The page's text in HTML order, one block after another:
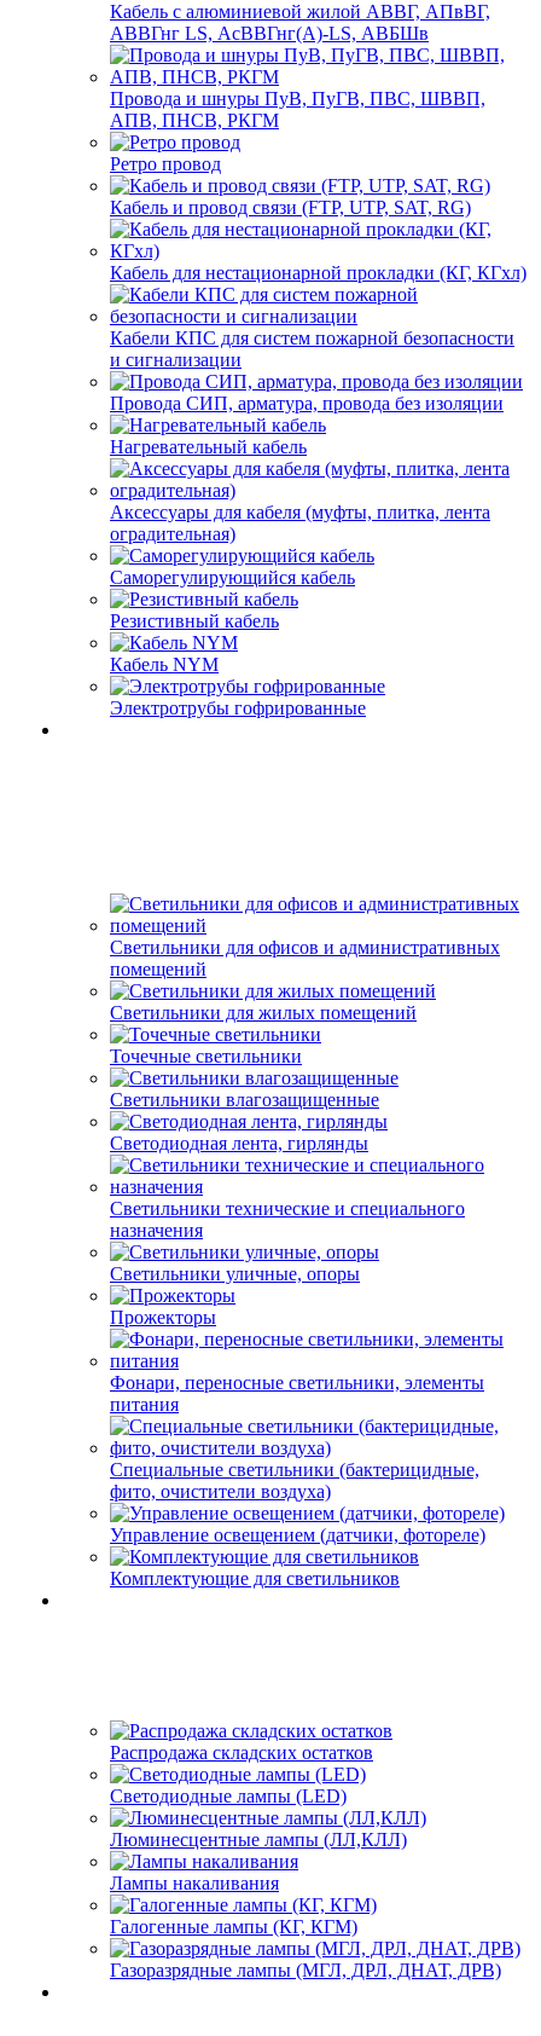
Кабель с алюминиевой жилой АВВГ, АПвВГ,
АВВГнг LS, АсВВГнг(А)-LS, АВБШв
Провода и шнуры ПуВ, ПуГВ, ПВС, ШВВП,
АПВ, ПНСВ, РКГМ
Ретро провод
Кабель и провод связи (FTP, UTP, SAT, RG)
Кабель для нестационарной прокладки (КГ, КГхл)
Кабели КПС для систем пожарной безопасности
и сигнализации
Провода СИП, арматура, провода без изоляции
Нагревательный кабель
Аксессуары для кабеля (муфты, плитка, лента
оградительная)
Саморегулирующийся кабель
Резистивный кабель
Кабель NYM
Электротрубы гофрированные
Светильники для офисов и административных
помещений
Светильники для жилых помещений
Точечные светильники
Светильники влагозащищенные
Светодиодная лента, гирлянды
Светильники технические и специального
назначения
Светильники уличные, опоры
Прожекторы
Фонари, переносные светильники, элементы
питания
Специальные светильники (бактерицидные,
фито, очистители воздуха)
Управление освещением (датчики, фотореле)
Комплектующие для светильников
Распродажа складских остатков
Светодиодные лампы (LED)
Люминесцентные лампы (ЛЛ,КЛЛ)
Лампы накаливания
Галогенные лампы (КГ, КГМ)
Газоразрядные лампы (МГЛ, ДРЛ, ДНАТ, ДРВ)